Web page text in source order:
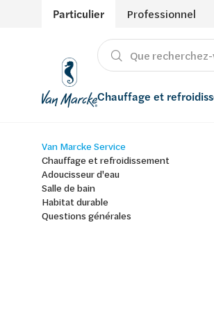
Particulier Professionnel
Chauffage et
Chauffage
Refroidissement
Produits
Conseils
Inspiration
Énergies renouvelables
Ventilation
Récupération de l'eau de pluie
Adoucisseurs d’eau
Filtres à eau
Van Marcke Service
Chauffage et refroidissement
Adoucisseur d'eau
Salle de bain
Habitat durable
Questions générales